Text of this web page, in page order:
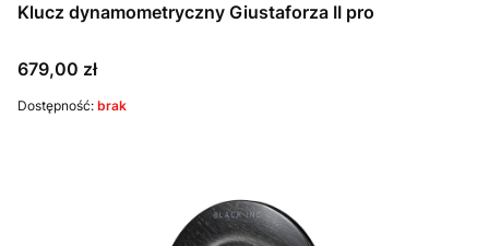
Klucz dynamometryczny Giustaforza II pro
Cena
679,00 zł
Dostępność: brak